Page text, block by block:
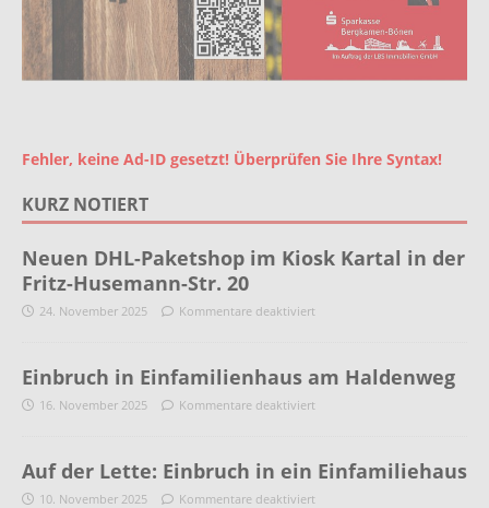
Fehler, keine Ad-ID gesetzt! Überprüfen Sie Ihre Syntax!
KURZ NOTIERT
Neuen DHL-Paketshop im Kiosk Kartal in der
Fritz-Husemann-Str. 20
24. November 2025 Kommentare deaktiviert
Einbruch in Einfamilienhaus am Haldenweg
16. November 2025 Kommentare deaktiviert
Auf der Lette: Einbruch in ein Einfamiliehaus
10. November 2025 Kommentare deaktiviert